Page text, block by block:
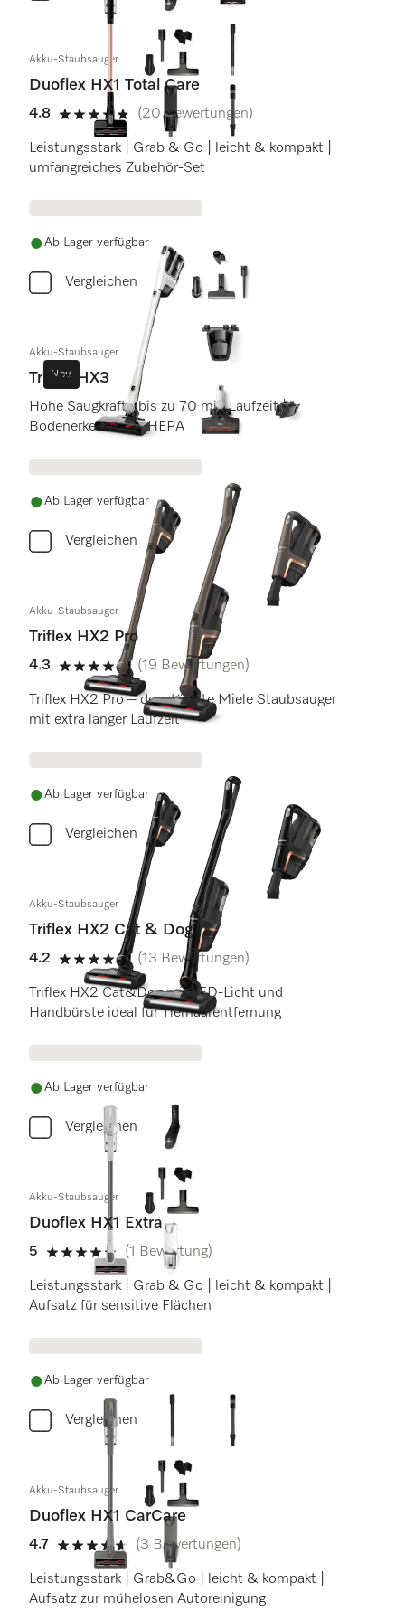
Akku-Staubsauger
Duoflex HX1 Total Care
4.8
4.8 Sterne von 5
(20 Bewertungen)
Leistungsstark | Grab & Go | leicht & kompakt |
umfangreiches Zubehör-Set
Ab Lager verfügbar
Vergleichen
Neu
Akku-Staubsauger
Triflex HX3
Hohe Saugkraft | bis zu 70 min Laufzeit |
Bodenerkennung | HEPA
Ab Lager verfügbar
Vergleichen
Akku-Staubsauger
Triflex HX2 Pro
4.3
4.3 Sterne von 5
(19 Bewertungen)
Triflex HX2 Pro – der stärkste Miele Staubsauger
mit extra langer Laufzeit
Ab Lager verfügbar
Vergleichen
Akku-Staubsauger
Triflex HX2 Cat & Dog
4.2
4.2 Sterne von 5
(13 Bewertungen)
Triflex HX2 Cat&Dog mit LED-Licht und
Handbürste ideal für Tierhaarentfernung
Ab Lager verfügbar
Vergleichen
Akku-Staubsauger
Duoflex HX1 Extra
5
5 Sterne von 5
(1 Bewertung)
Leistungsstark | Grab & Go | leicht & kompakt |
Aufsatz für sensitive Flächen
Ab Lager verfügbar
Vergleichen
Akku-Staubsauger
Duoflex HX1 CarCare
4.7
4.7 Sterne von 5
(3 Bewertungen)
Leistungsstark | Grab&Go | leicht & kompakt |
Aufsatz zur mühelosen Autoreinigung